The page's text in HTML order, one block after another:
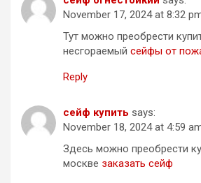
November 17, 2024 at 8:32
Тут можно преобрести
несгораемый сейфы от
Reply
сейф купить says:
November 18, 2024 at 4:59
Здесь можно преобрести
москве заказать сейф